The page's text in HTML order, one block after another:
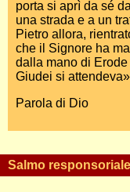
porta si aprì da sé
una strada e a un
Pietro allora,
che il Signore ha
dalla mano di
Giudei si
Parola di Dio
Salmo responsoriale